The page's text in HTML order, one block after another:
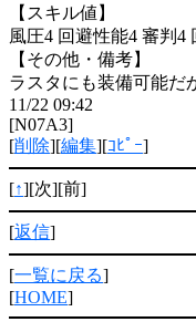
【スキル値】
風圧4 回避性能4 審判4
【その他・備考】
ラスタにも装備可能だ
11/22 09:42
[N07A3]
[削除][編集][ｺﾋﾟｰ]
[↑][次][前]
[返信]
[一覧に戻る]
[HOME]